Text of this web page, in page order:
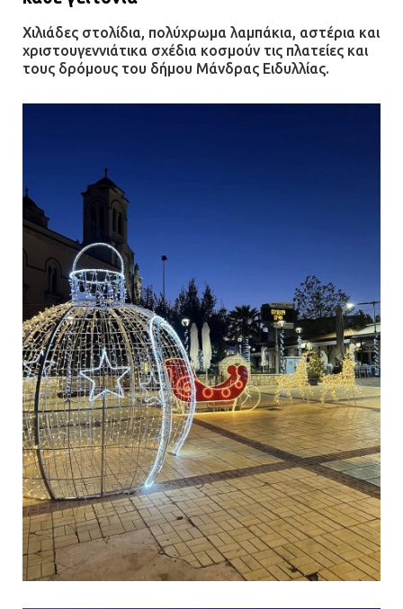
07.07.2026 | 09:48
Χιλιάδες στολίδια, πολύχρωμα λαμπάκια, αστέρια και
χριστουγεννιάτικα σχέδια κοσμούν τις πλατείες και
τους δρόμους του δήμου Μάνδρας Ειδυλλίας.